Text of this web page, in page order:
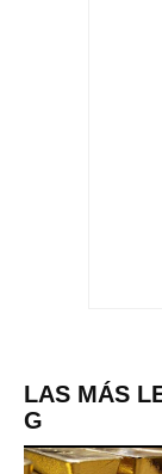
LAS MÁS
G